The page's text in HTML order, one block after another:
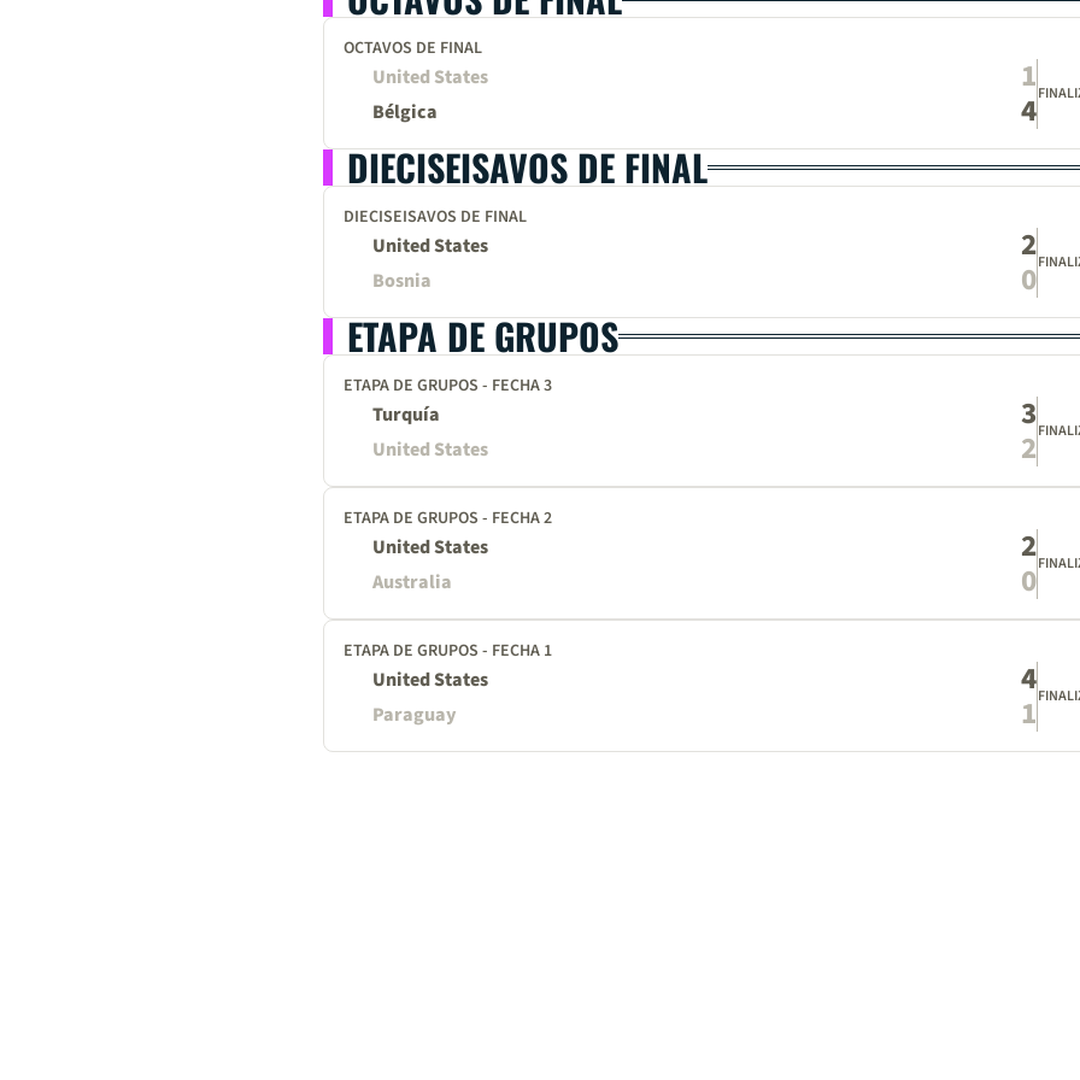
OCTAVOS DE FINAL
United States 1
Bélgica 4
DIECISEISAVOS DE FINAL
DIECISEISAVOS DE FINAL
United States 2
Bosnia 0
ETAPA DE GRUPOS
ETAPA DE GRUPOS - FECHA 3
Turquía 3
United States 2
ETAPA DE GRUPOS - FECHA 2
United States 2
Australia 0
ETAPA DE GRUPOS - FECHA 1
United States 4
Paraguay 1